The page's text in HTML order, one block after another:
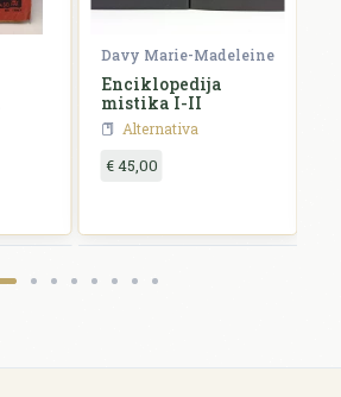
Davy Marie-Madeleine
Enciklopedija
mistika I-II
Alternativa
€ 45,00